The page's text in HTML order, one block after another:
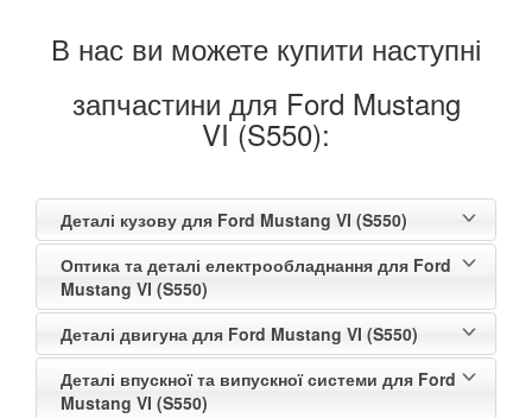
В нас ви можете купити наступні
запчастини для Ford Mustang
VI (S550):
Деталі кузову для Ford Mustang VI (S550)
Оптика та деталі електрообладнання для Ford
Mustang VI (S550)
Деталі двигуна для Ford Mustang VI (S550)
Деталі впускної та випускної системи для Ford
Mustang VI (S550)